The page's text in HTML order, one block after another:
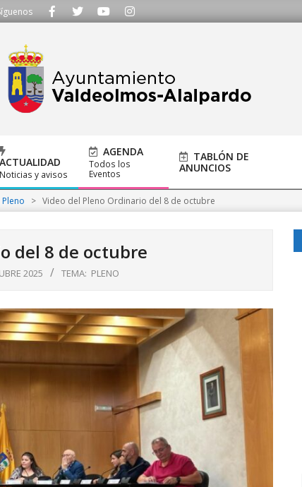
- Llámanos al 91 620 21 53 o escríbenos a ayuntamiento@alalpardo.org
ACTUALIDAD
Noticias y avisos
AGENDA
Todos los
Eventos
TABLÓN DE
ANUNCIOS
Pleno > Video del Pleno Ordinario del 8 de octubre
del 8 de octubre
2025 TEMA: PLENO